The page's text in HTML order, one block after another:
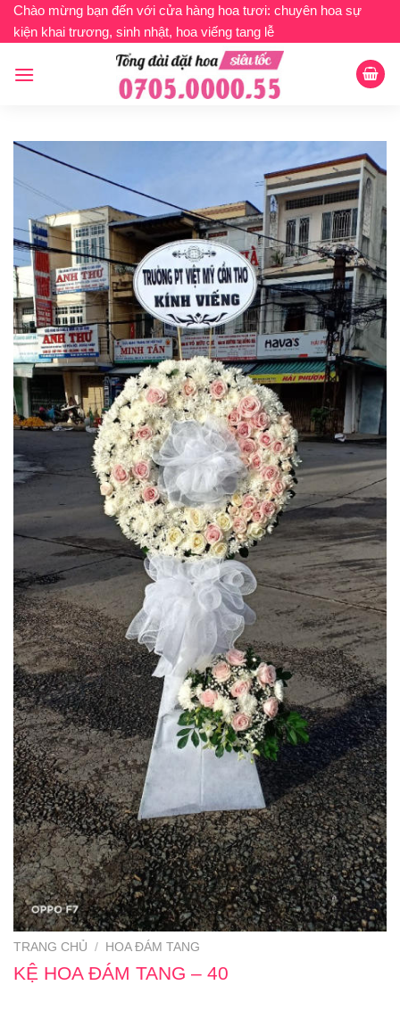
Bỏ
qua
dung
Chào mừng bạn đến với cửa hàng hoa tươi: chuyên hoa sự
kiện khai trương, sinh nhật, hoa viếng tang lễ
TRANG CHỦ / HOA ĐÁM TANG
KỆ HOA ĐÁM TANG – 40